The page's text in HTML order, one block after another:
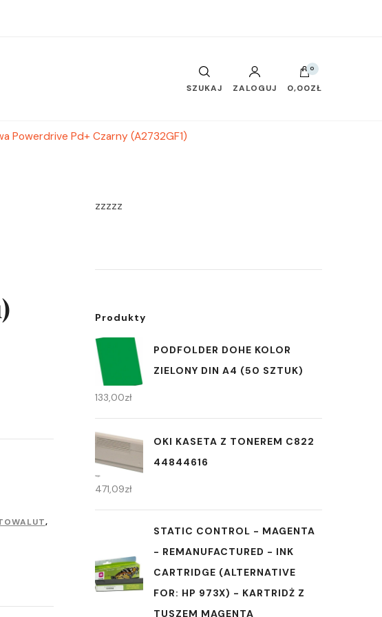
SZUKAJ ZALOGUJ
0
0,00ZŁ
Powerdrive Pd+ Czarny (A2732GF1)
,
zzzzz
Produkty
PODFOLDER DOHE KOLOR
ZIELONY DIN A4 (50 SZTUK)
133,00zł
OKI KASETA Z TONEREM C822
44844616
471,09zł
STATIC CONTROL - MAGENTA
- REMANUFACTURED - INK
CARTRIDGE (ALTERNATIVE
FOR: HP 973X) - KARTRIDŻ Z
TUSZEM MAGENTA